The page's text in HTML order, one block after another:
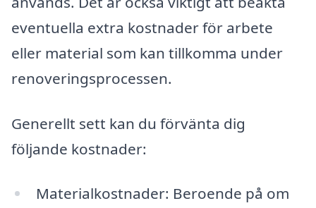
eventuella extra kostnader för arbete
eller material som kan tillkomma under
renoveringsprocessen.
Generellt sett kan du förvänta dig
följande kostnader:
Materialkostnader: Beroende på om